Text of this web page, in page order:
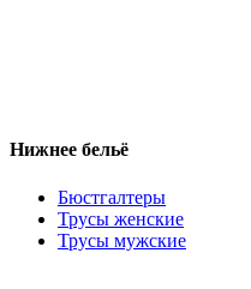
Нижнее бельё
Бюстгалтеры
Трусы женские
Трусы мужские